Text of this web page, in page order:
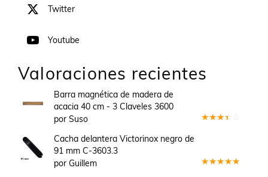
Twitter
Youtube
Valoraciones recientes
Barra magnética de madera de
acacia 40 cm - 3 Claveles 3600
por Suso
Cacha delantera Victorinox negro de
91 mm C-3603.3
por Guillem